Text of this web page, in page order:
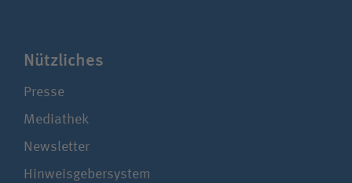
Nützliches
Presse
Mediathek
Newsletter
Hinweisgebersystem